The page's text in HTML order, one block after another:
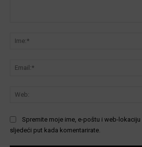
Spremite moje ime, e-poštu i web-
sljedeći put kada komentarirate.